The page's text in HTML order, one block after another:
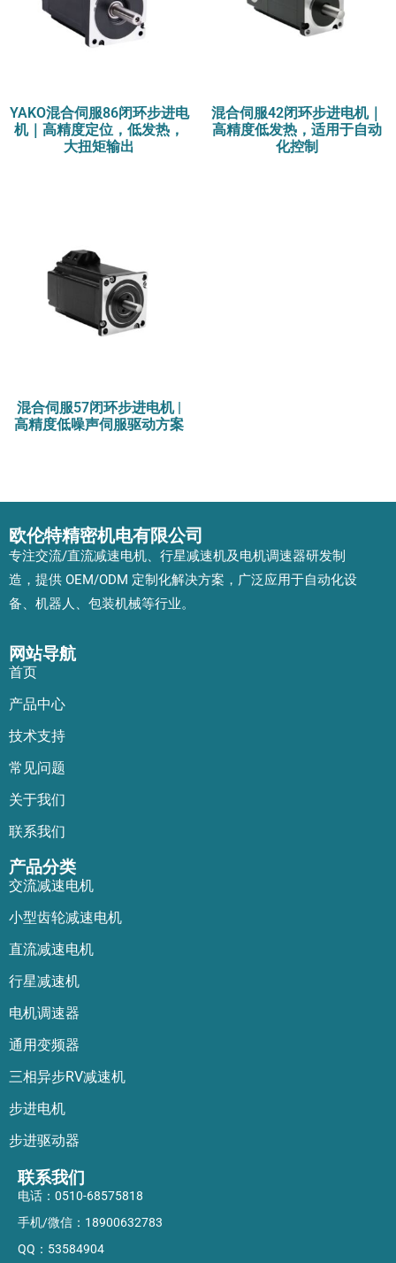
YAKO混合伺服86闭环步进电
机｜高精度定位，低发热，
大扭矩输出
混合伺服42闭环步进电机｜
高精度低发热，适用于自动
化控制
混合伺服57闭环步进电机 |
高精度低噪声伺服驱动方案
欧伦特精密机电有限公司
专注交流/直流减速电机、行星减速机及电机调速器研发制
造，提供 OEM/ODM 定制化解决方案，广泛应用于自动化设
备、机器人、包装机械等行业。
网站导航
首页
产品中心
技术支持
常见问题
关于我们
联系我们
产品分类
交流减速电机
小型齿轮减速电机
直流减速电机
行星减速机
电机调速器
通用变频器
三相异步RV减速机
步进电机
步进驱动器
联系我们
电话： 0510-68575818
手机/微信： 18900632783
QQ： 53584904